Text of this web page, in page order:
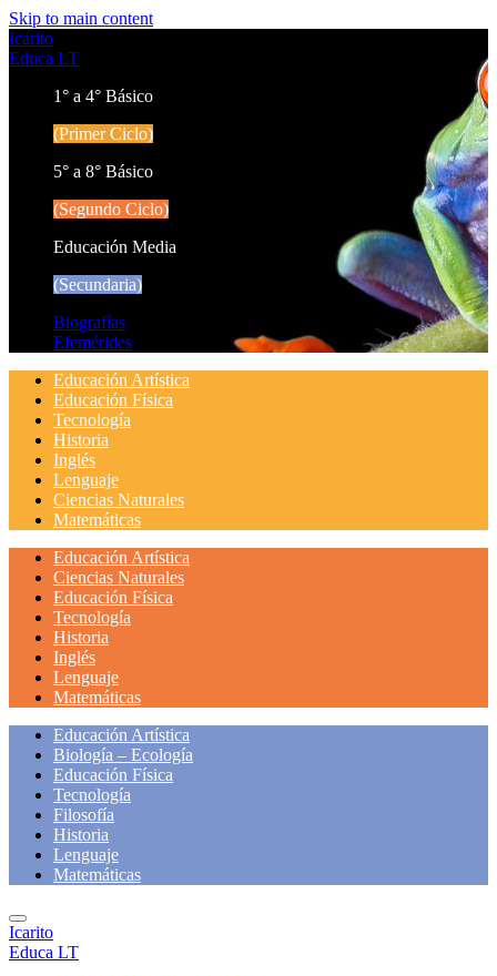
Skip to main content
Icarito
Educa LT
1° a 4° Básico
(Primer Ciclo)
5° a 8° Básico
(Segundo Ciclo)
Educación Media
(Secundaria)
Biografías
Efemérides
Educación Artística
Educación Física
Tecnología
Historia
Inglés
Lenguaje
Ciencias Naturales
Matemáticas
Educación Artística
Ciencias Naturales
Educación Física
Tecnología
Historia
Inglés
Lenguaje
Matemáticas
Educación Artística
Biología – Ecología
Educación Física
Tecnología
Filosofía
Historia
Lenguaje
Matemáticas
Icarito
Educa LT